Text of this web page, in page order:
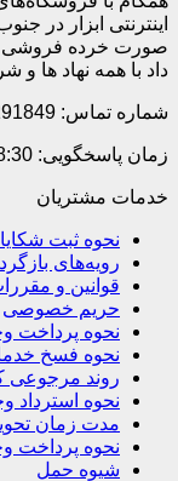
اینترنتی ابزار در
صورت خرده فروشی
داد با همه نهاد ها
شماره تماس: 07734291849
زمان پاسخگویی: 8:30 الی 20
خدمات مشتریان
نحوه ثبت
رویه‌های
قوانین و
حریم خصوصی
نحوه پرداخت
نحوه فسخ
روند مرجوعی
نحوه استرداد
مدت زمان
نحوه پرداخت
شیوه حمل